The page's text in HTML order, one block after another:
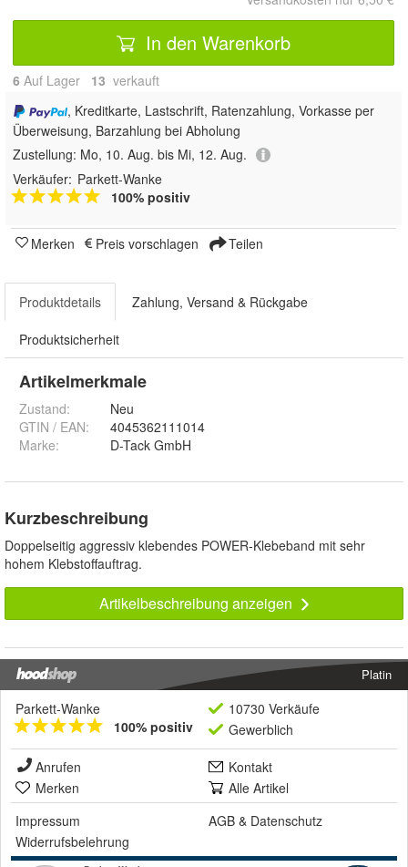
In den Warenkorb
6 Auf Lager 13 verkauft
, Kreditkarte, Lastschrift, Ratenzahlung, Vorkasse per
Überweisung, Barzahlung bei Abholung
Zustellung: Mo, 10. Aug. bis Mi, 12. Aug.
Verkäufer: Parkett-Wanke
100% positiv
Merken Preis vorschlagen Teilen
Produktdetails Zahlung, Versand & Rückgabe
Produktsicherheit
Artikelmerkmale
Zustand:
Neu
GTIN / EAN:
4045362111014
Marke:
D-Tack GmbH
Kurzbeschreibung
Doppelseitig aggressiv klebendes POWER-Klebeband mit sehr
hohem Klebstoffauftrag.
Artikelbeschreibung anzeigen
Platin
Parkett-Wanke
100% positiv
10730 Verkäufe
Gewerblich
Anrufen
Kontakt
Merken
Alle Artikel
Impressum
AGB & Datenschutz
Widerrufsbelehrung